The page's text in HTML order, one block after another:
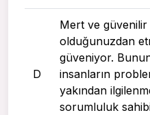
D
Mert ve
olduğunuzdan
güveniyor.
insanların
yakından
sorumluluk